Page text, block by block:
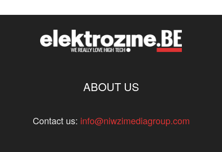
ABOUT US
Contact us: info@niwzimediagroup.com